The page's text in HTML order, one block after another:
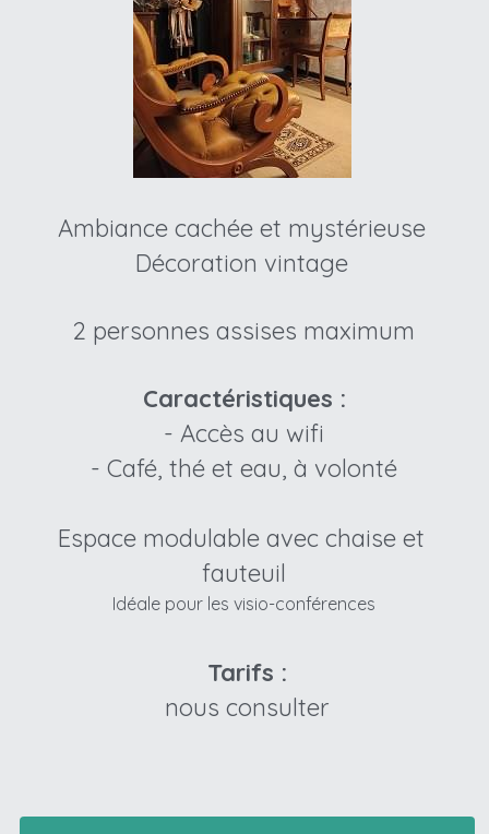
Ambiance cachée et mystérieuse
Décoration vintage
2 personnes assises maximum
Caractéristiques :
- Accès au wifi
- Café, thé et eau, à volonté
Espace modulable avec chaise et
fauteuil
Idéale pour les visio-conférences
Tarifs :
nous consulter